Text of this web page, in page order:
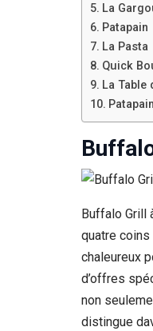
La
Patapain
La Pasta
Quick
La Table
Patapain
Buffalo Grill
quatre
chaleureux
d’offres
non
distingue
possible lors
de votre visite.
fonctionnalités
votre intérêt et
comportement
lorsque vous
visitez notre
augmentez les
chances de